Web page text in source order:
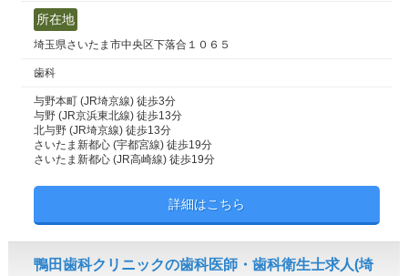
所在地
埼玉県さいたま市中央区下落合１０６５
歯科
与野本町 (JR埼京線) 徒歩3分
与野 (JR京浜東北線) 徒歩13分
北与野 (JR埼京線) 徒歩13分
さいたま新都心 (宇都宮線) 徒歩19分
さいたま新都心 (JR高崎線) 徒歩19分
詳細はこちら
鴨田歯科クリニックの歯科医師・歯科衛生士求人(埼